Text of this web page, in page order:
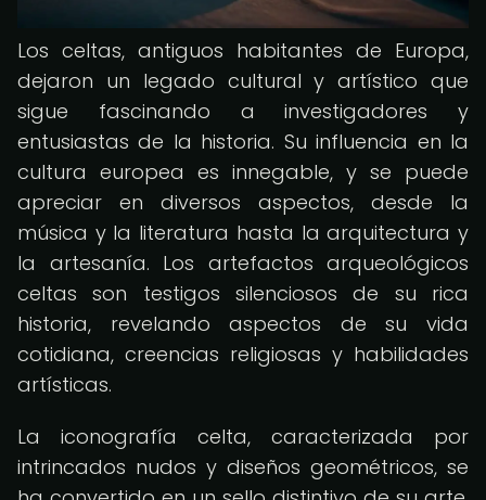
Los celtas, antiguos habitantes de Europa,
dejaron un legado cultural y artístico que
sigue fascinando a investigadores y
entusiastas de la historia. Su influencia en la
cultura europea es innegable, y se puede
apreciar en diversos aspectos, desde la
música y la literatura hasta la arquitectura y
la artesanía. Los artefactos arqueológicos
celtas son testigos silenciosos de su rica
historia, revelando aspectos de su vida
cotidiana, creencias religiosas y habilidades
artísticas.
La iconografía celta, caracterizada por
intrincados nudos y diseños geométricos, se